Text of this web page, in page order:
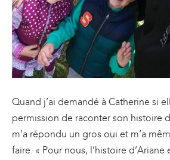
Quand j’ai demandé à Catherine si
permission de raconter son histoire
m’a répondu un gros oui et m’a
faire. « Pour nous, l’histoire